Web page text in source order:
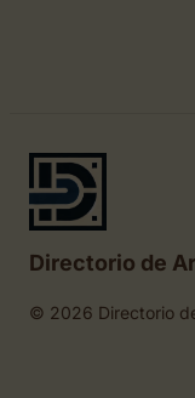
Directorio de
© 2026 Directorio